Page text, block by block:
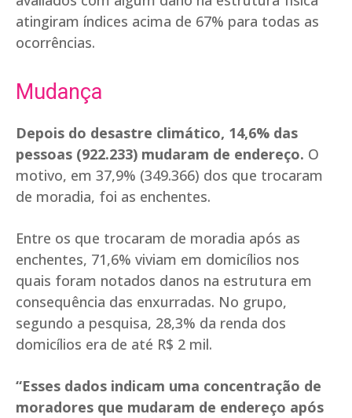
atingiram índices acima de 67% para todas as
ocorrências.
Mudança
Depois do desastre climático, 14,6% das
pessoas (922.233) mudaram de endereço. O
motivo, em 37,9% (349.366) dos que trocaram
de moradia, foi as enchentes.
Entre os que trocaram de moradia após as
enchentes, 71,6% viviam em domicílios nos
quais foram notados danos na estrutura em
consequência das enxurradas. No grupo,
segundo a pesquisa, 28,3% da renda dos
domicílios era de até R$ 2 mil.
“Esses dados indicam uma concentração de
moradores que mudaram de endereço após